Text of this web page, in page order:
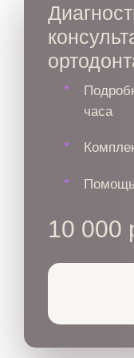
часа
Помощь
10 000